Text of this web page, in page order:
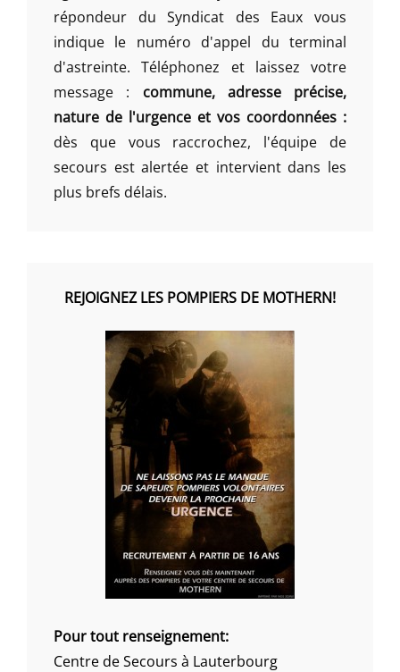
répondeur du Syndicat des Eaux vous
indique le numéro d'appel du terminal
d'astreinte. Téléphonez et laissez votre
message : commune, adresse précise,
nature de l'urgence et vos coordonnées :
dès que vous raccrochez, l'équipe de
secours est alertée et intervient dans les
plus brefs délais.
REJOIGNEZ LES POMPIERS DE MOTHERN!
Pour tout renseignement:
Centre de Secours à Lauterbourg